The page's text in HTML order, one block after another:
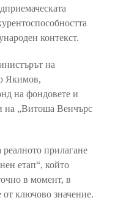
контекст.
на
Якимов,
на фондовете и
на „Витоша Венчърс
прилагане
етап“, който
в момент, в
от ключово значение.